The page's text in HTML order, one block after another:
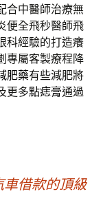
合中醫師治療無
便全飛秒醫師飛
科經驗的打造癢
專屬客製療程降
肥藥有些減肥將
更多點痣膏通過
借款的頂級